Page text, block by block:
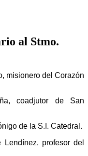
al Stmo.
misionero del Corazón
coadjutor de San
de la S.I. Catedral.
profesor del